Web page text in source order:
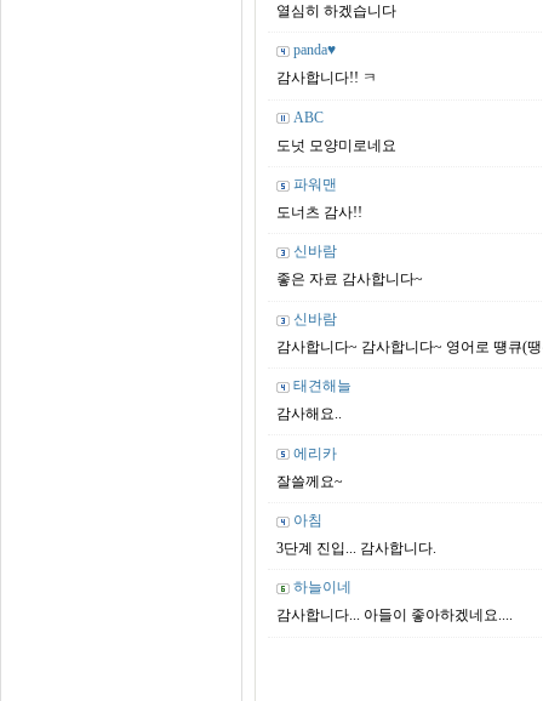
열심히 하겠습니다
panda♥
감사합니다!! ㅋ
ABC
도넛 모양미로네요
파워맨
도너츠 감사!!
신바람
좋은 자료 감사합니다~
신바람
감사합니다~ 감사합니다~ 영어로 떙큐(
태견해늘
감사해요..
에리카
잘쓸께요~
아침
3단계 진입... 감사합니다.
하늘이네
감사합니다... 아들이 좋아하겠네요....